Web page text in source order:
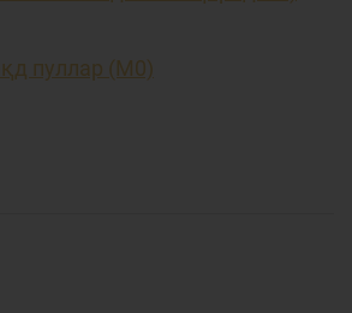
пуллар (М0)